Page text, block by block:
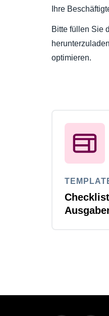
Ihre
Bitte füllen Sie
optimieren.